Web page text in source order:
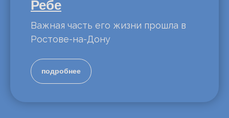
Ребе
Важная часть его жизни прошла в
Ростове-на-Дону
подробнее